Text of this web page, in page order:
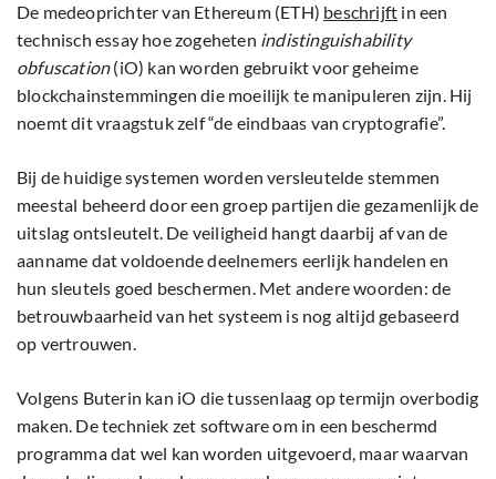
De medeoprichter van Ethereum (ETH) beschrijft in een
technisch essay hoe zogeheten indistinguishability
obfuscation(iO) kan worden gebruikt voor geheime
blockchainstemmingen die moeilijk te manipuleren zijn. Hij
noemt dit vraagstuk zelf “de eindbaas van cryptografie”.
Bij de huidige systemen worden versleutelde stemmen
meestal beheerd door een groep partijen die gezamenlijk de
uitslag ontsleutelt. De veiligheid hangt daarbij af van de
aanname dat voldoende deelnemers eerlijk handelen en
hun sleutels goed beschermen. Met andere woorden: de
betrouwbaarheid van het systeem is nog altijd gebaseerd
op vertrouwen.
Volgens Buterin kan iO die tussenlaag op termijn overbodig
maken. De techniek zet software om in een beschermd
programma dat wel kan worden uitgevoerd, maar waarvan